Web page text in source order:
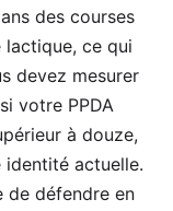
des courses
lactique, ce qui
devez mesurer
votre PPDA
à douze,
actuelle.
de défendre en